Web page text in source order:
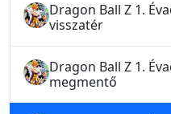
Dragon Ball Z 1.
visszatér
Dragon Ball Z 1.
megmentő